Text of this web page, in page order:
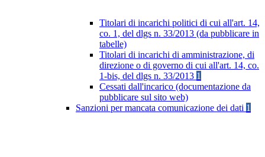
Titolari di incarichi politici di cui all'art. 14,
co. 1, del dlgs n. 33/2013 (da pubblicare in
tabelle)
Titolari di incarichi di amministrazione, di
direzione o di governo di cui all'art. 14, co.
1-bis, del dlgs n. 33/2013 1
Cessati dall'incarico (documentazione da
pubblicare sul sito web)
Sanzioni per mancata comunicazione dei dati 1